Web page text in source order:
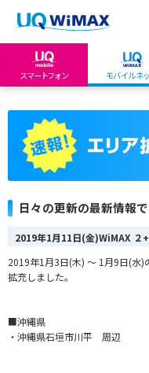
スマートフォン モバイルネ
My UQ mobile
UQ mobile
UQ WiMAX
UQ WiMAX
日々の更新の最新情報
2019年1月11日(金)WiMAX ２
2019年1月3日(木) ～ 1月9日(水)
拡充しました。
■沖縄県
・沖縄県石垣市川平 周辺